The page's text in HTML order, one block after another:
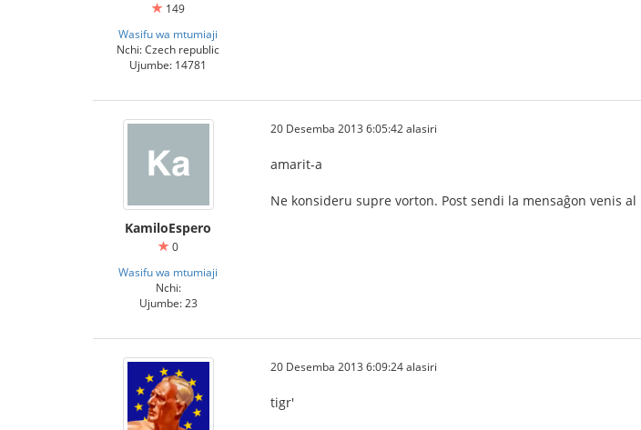
149
Wasifu wa mtumiaji
Nchi: Czech republic
Ujumbe: 14781
KamiloEspero
0
Wasifu wa mtumiaji
Nchi:
Ujumbe: 23
20 Desemba 2013 6:05:42 alasiri
amarit-a
Ne konsideru supre vorton. Post sendi la mensaĝon venis
20 Desemba 2013 6:09:24 alasiri
tigr'